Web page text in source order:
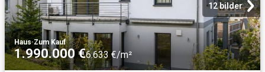
12 bilder
Haus·Zum Kauf
1.990.000 €6.633 €/m²